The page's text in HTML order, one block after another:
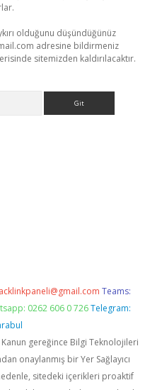
olduğunu düşündüğünüz
adresine bildirmeniz
sitemizden kaldırılacaktır.
Teams:
0262 606 0 726 Telegram:
Kanun gereğince Bilgi Teknolojileri
onaylanmış bir Yer Sağlayıcı
sitedeki içerikleri proaktif